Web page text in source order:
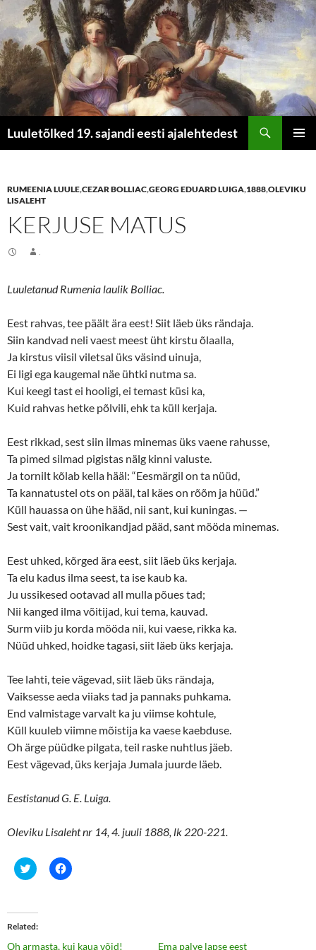
Luuletõlked 19. sajandi eesti ajalehtedest
RUMEENIA LUULE,CEZAR BOLLIAC,GEORG EDUARD LUIGA,1888,OLEVIKU
LISALEHT
KERJUSE MATUS
Luuletanud Rumenia laulik Bolliac.
Eest rahvas, tee päält ära eest! Siit läeb üks rändaja.
Siin kandvad neli vaest meest üht kirstu õlaalla,
Ja kirstus viisil viletsal üks väsind uinuja,
Ei ligi ega kaugemal näe ühtki nutma sa.
Kui keegi tast ei hooligi, ei temast küsi ka,
Kuid rahvas hetke põlvili, ehk ta küll kerjaja.
Eest rikkad, sest siin ilmas minemas üks vaene rahusse,
Ta pimed silmad pigistas nälg kinni valuste.
Ja tornilt kõlab kella hääl: “Eesmärgil on ta nüüd,
Ta kannatustel ots on pääl, tal käes on rõõm ja hüüd.”
Küll hauassa on ühe hääd, nii sant, kui kuningas. —
Sest vait, vait kroonikandjad pääd, sant mööda minemas.
Eest uhked, kõrged ära eest, siit läeb üks kerjaja.
Ta elu kadus ilma seest, ta ise kaub ka.
Ju ussikesed ootavad all mulla põues tad;
Nii kanged ilma võitijad, kui tema, kauvad.
Surm viib ju korda mööda nii, kui vaese, rikka ka.
Nüüd uhked, hoidke tagasi, siit läeb üks kerjaja.
Tee lahti, teie vägevad, siit läeb üks rändaja,
Vaiksesse aeda viiaks tad ja pannaks puhkama.
End valmistage varvalt ka ju viimse kohtule,
Küll kuuleb viimne mõistija ka vaese kaebduse.
Oh ärge püüdke pilgata, teil raske nuhtlus jäeb.
Eest vägevad, üks kerjaja Jumala juurde läeb.
Eestistanud G. E. Luiga.
Oleviku Lisaleht nr 14, 4. juuli 1888, lk 220-221.
C
l
t
o
s
C
l
Related
Oh armasta, kui kaua võid!
Ema palve lapse eest